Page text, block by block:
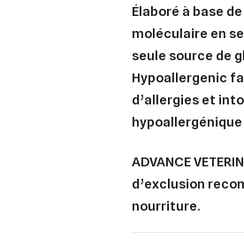
Élaboré à base
moléculaire en
seule source de
Hypoallergenic
d’allergies et
ADVANCE
d’exclusion
nourriture.